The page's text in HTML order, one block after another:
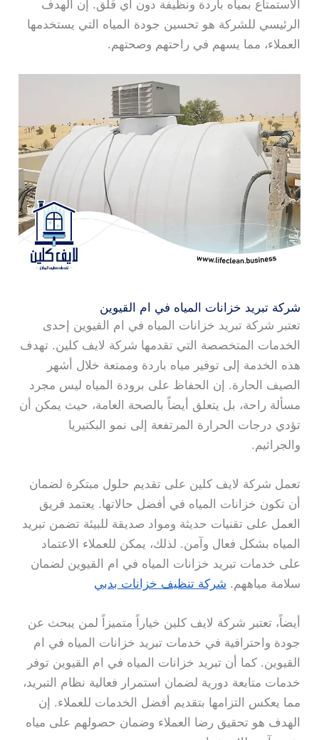
الاستمتاع بمياه باردة ونظيفة دون أي قلق. إن الهدف
الرئيسي للشركة هو تحسين جودة المياه التي يستخدمها
العملاء، مما يسهم في راحتهم وصحتهم.
شركة تبريد خزانات المياه في ام القيوين
تعتبر شركة تبريد خزانات المياه في ام القيوين إحدى
الخدمات المتخصصة التي تقدمها شركة لايف كلين. تهدف
هذه الخدمة إلى توفير مياه باردة وممتعة خلال أشهر
الصيف الحارة. إن الحفاظ على برودة المياه ليس مجرد
مسألة راحة، بل يتعلق أيضاً بالصحة العامة، حيث يمكن أن
تؤدي درجات الحرارة المرتفعة إلى نمو البكتيريا
والجراثيم.
تعمل شركة لايف كلين على تقديم حلول مبتكرة لضمان
أن تكون خزانات المياه في أفضل حالاتها. يعتمد فريق
العمل على تقنيات حديثة ومواد صديقة للبيئة تضمن تبريد
المياه بشكل فعال وآمن. لذلك، يمكن للعملاء الاعتماد
على خدمات تبريد خزانات المياه في ام القيوين لضمان
سلامة مياههم. شركة تنظيف خزانات بدبي
أيضاً، تعتبر شركة لايف كلين خياراً متميزاً لمن يبحث عن
جودة واحترافية في خدمات تبريد خزانات المياه في ام
القيوين. كما أن تبريد خزانات المياه في ام القيوين توفر
خدمات متابعة دورية لضمان استمرار فعالية نظام التبريد،
مما يعكس التزامها بتقديم أفضل الخدمات للعملاء. إن
الهدف هو تحقيق رضا العملاء وضمان حصولهم على مياه